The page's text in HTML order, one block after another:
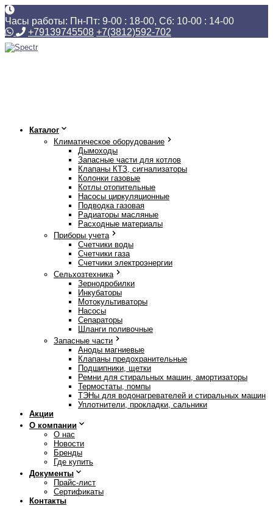
Часы работы: Пн-Пт: 9-00 : 18-00, Сб: 10-00 : 14-00
+79139745508 +7(3812)592-702
Каталог
Климатическое оборудование
Дымоходы
Запасные части для котлов
Клапаны КТЗ, сигнализаторы
Колонки газовые
Котлы отопительные
Насосы циркуляционные
Подводка газовая
Радиаторы масляные
Расходные материалы
Приборы учета
Счетчики воды
Счетчики газа
Счетчики электроэнергии
Сельхозтехника
Зернодробилки
Инкубаторы
Мотокультиваторы
Насосы
Сепараторы
Шланги поливочные
Запасные части
Аноды магниевые
Клапаны предохранительные
Подшипники, щетки
Ремни для стиральных машин, амортизаторы
Термостаты, помпы
ТЭНы для водонагревателей и стиральных машин
Уплотнители, прокладки, сальники
Акции
О компании
О нас
Новости
Бренды
Где купить
Документы
Прайс-лист
Сертификаты
Контакты